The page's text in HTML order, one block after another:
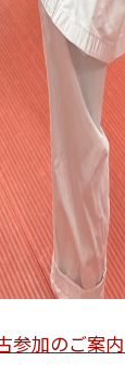
参加のご案内